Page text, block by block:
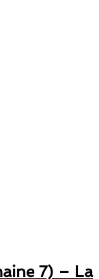
7) – La